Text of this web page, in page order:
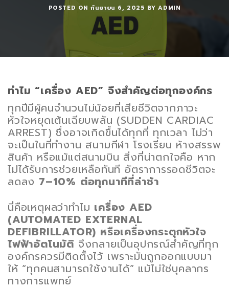
POSTED ONกันยายน 6, 2025 BYADMIN
ทำไม “เครื่อง AED” จึงสำคัญต่อทุกองค์กร
ทุกปีมีผู้คนจำนวนไม่น้อยที่เสียชีวิตจากภาวะ
หัวใจหยุดเต้นเฉียบพลัน (SUDDEN CARDIAC
ARREST) ซึ่งอาจเกิดขึ้นได้ทุกที่ ทุกเวลา ไม่ว่า
จะเป็นในที่ทำงาน สนามกีฬา โรงเรียน ห้างสรรพ
สินค้า หรือแม้แต่สนามบิน สิ่งที่น่าตกใจคือ หาก
ไม่ได้รับการช่วยเหลือทันที อัตราการรอดชีวิตจะ
ลดลง 7–10% ต่อทุกนาทีที่ล่าช้า
นี่คือเหตุผลว่าทำไม เครื่อง AED
(AUTOMATED EXTERNAL
DEFIBRILLATOR) หรือเครื่องกระตุกหัวใจ
ไฟฟ้าอัตโนมัติ จึงกลายเป็นอุปกรณ์สำคัญที่ทุก
องค์กรควรมีติดตั้งไว้ เพราะมันถูกออกแบบมา
ให้ “ทุกคนสามารถใช้งานได้” แม้ไม่ใช่บุคลากร
ทางการแพทย์